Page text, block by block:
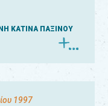
ΚΑΤΙΝΑ ΠΑΞΙΝΟΥ
1997